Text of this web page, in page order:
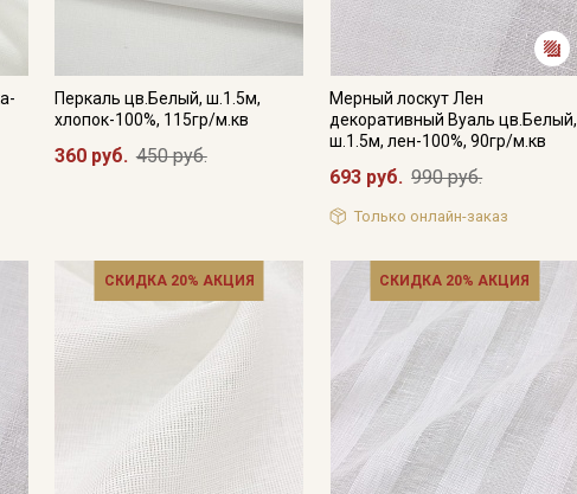
Перкаль цв.Белый, ш.1.5м,
хлопок-100%, 115гр/м.кв
360 руб. 450 руб.
Мерный лоскут Лен
декоративный Вуаль цв.Белый,
ш.1.5м, лен-100%, 90гр/м.кв
693 руб. 990 руб.
Только онлайн-заказ
СКИДКА 20% АКЦИЯ СКИДКА 20% АКЦИЯ
сПолитикой обработки персональных
и даюСогласие на обработку персональных